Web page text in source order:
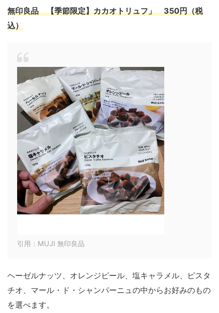
無印良品 【季節限定】カカオトリュフ」 350円（税
込）
引用：MUJI 無印良品
ヘーゼルナッツ、オレンジピール、塩キャラメル、ピスタ
チオ、マール・ド・シャンパーニュの中からお好みのもの
を選べます。